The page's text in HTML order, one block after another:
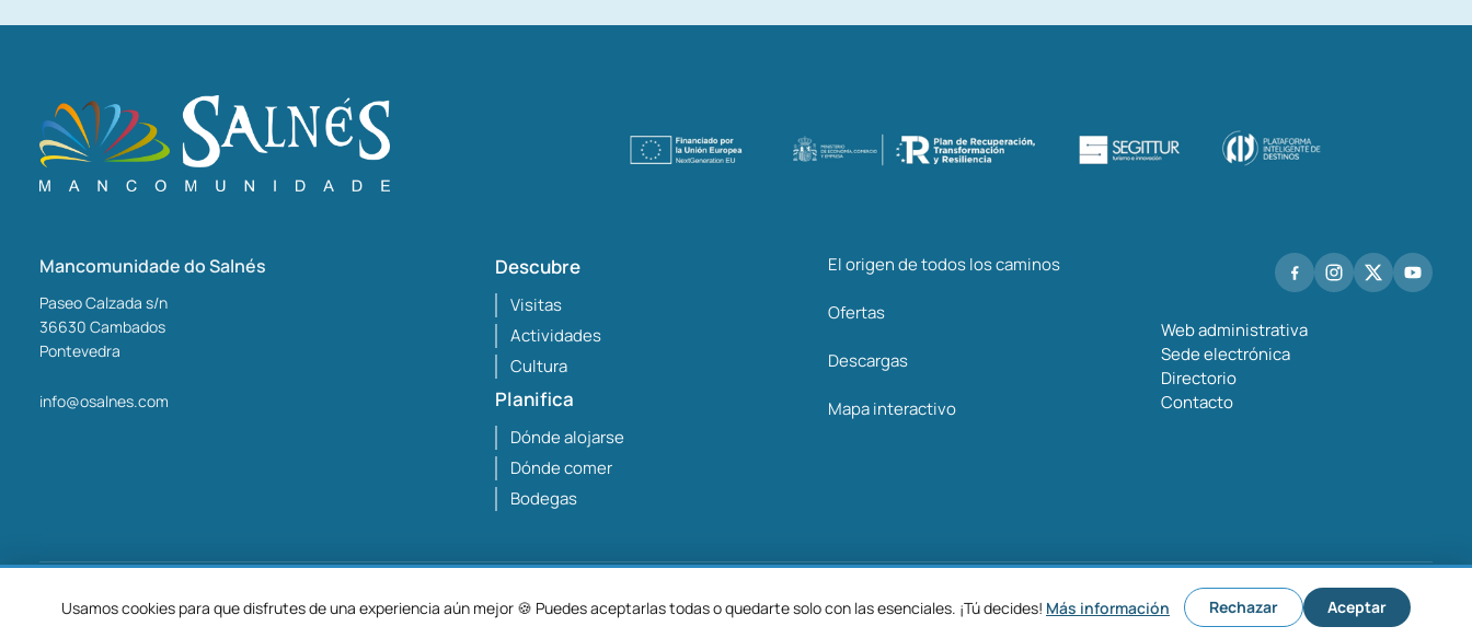
Mancomunidade do Salnés
Paseo Calzada s/n
36630 Cambados
Pontevedra
info@osalnes.com
Descubre
Visitas
Actividades
Cultura
Planifica
Dónde alojarse
Dónde comer
Bodegas
El origen de todos los caminos
Ofertas
Descargas
Mapa interactivo
Web administrativa
Sede electrónica
Directorio
Contacto
©2026 Mancomunidade O Salnés Aviso legalPolítica de privacidad Política de cookiesConfigurar cookies
Usamos cookies para que disfrutes de una experiencia aún mejor 🍪 Puedes aceptarlas todas o quedarte solo con las esenciales. ¡Tú decides! Más información Rechazar Aceptar